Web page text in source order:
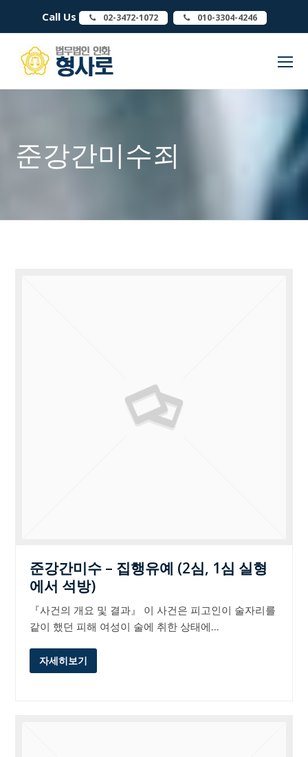
Call Us 02-3472-1072 010-3304-4246
준강간미수죄
준강간미수 – 집행유예 (2심, 1심 실형
에서 석방)
『사건의 개요 및 결과』 이 사건은 피고인이 술자리를
같이 했던 피해 여성이 술에 취한 상태에…
자세히보기